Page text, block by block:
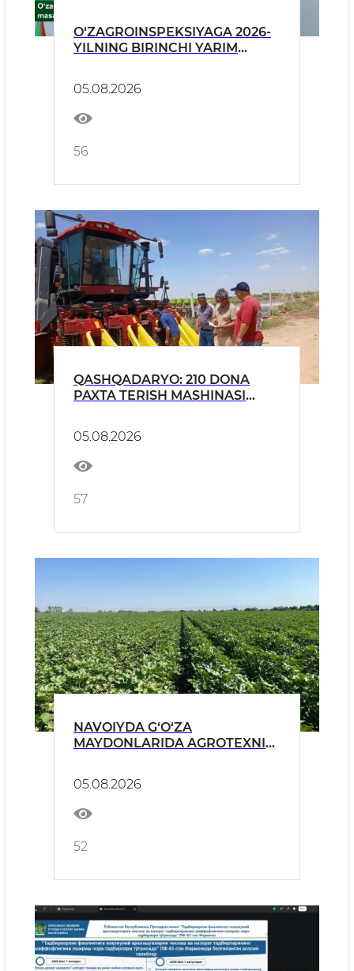
O‘ZAGROINSPEKSIYAGA 2026-
YILNING BIRINCHI YARIM
TUSHGAN MUROJAATLAR
TAHLILI YUZASIDAN BRIFING
05.08.2026
56
QASHQADARYO: 210 DONA
PAXTA TERISH MASHINASI
05.08.2026
57
NAVOIYDA G‘O‘ZA
MAYDONLARIDA AGROTEXNIK
05.08.2026
52